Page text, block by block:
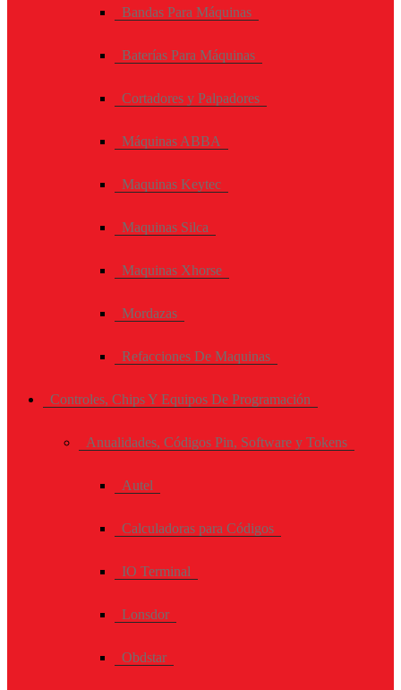
Bandas Para Máquinas
Baterías Para Máquinas
Cortadores y Palpadores
Máquinas ABBA
Maquinas Keytec
Maquinas Silca
Maquinas Xhorse
Mordazas
Refacciones De Maquinas
Controles, Chips Y Equipos De Programación
Anualidades, Códigos Pin, Software y Tokens
Autel
Calculadoras para Códigos
IO Terminal
Lonsdor
Obdstar